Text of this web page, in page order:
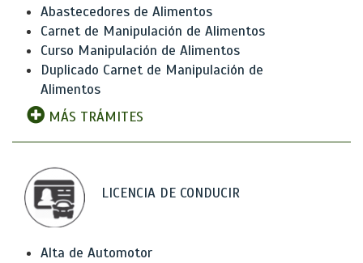
Abastecedores de Alimentos
Carnet de Manipulación de Alimentos
Curso Manipulación de Alimentos
Duplicado Carnet de Manipulación de
Alimentos
MÁS TRÁMITES
LICENCIA DE CONDUCIR
Alta de Automotor